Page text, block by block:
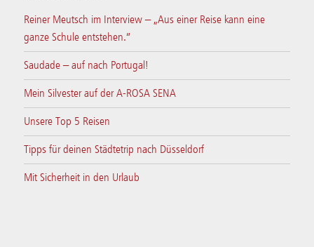
Reiner Meutsch im Interview – „Aus einer Reise kann eine
ganze Schule entstehen.“
Saudade – auf nach Portugal!
Mein Silvester auf der A-ROSA SENA
Unsere Top 5 Reisen
Tipps für deinen Städtetrip nach Düsseldorf
Mit Sicherheit in den Urlaub